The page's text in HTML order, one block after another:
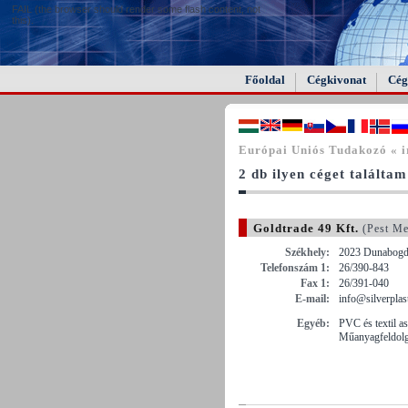
FAIL (the browser should render some flash content, not
this).
Főoldal Cégkivonat
Európai Uniós Tudakozó «
2 db ilyen céget
Goldtrade 49 Kft. (Pest
Székhely:
2023
Telefonszám 1:
26/390-843
Fax 1:
26/391-040
E-mail:
Egyéb:
PVC és textil